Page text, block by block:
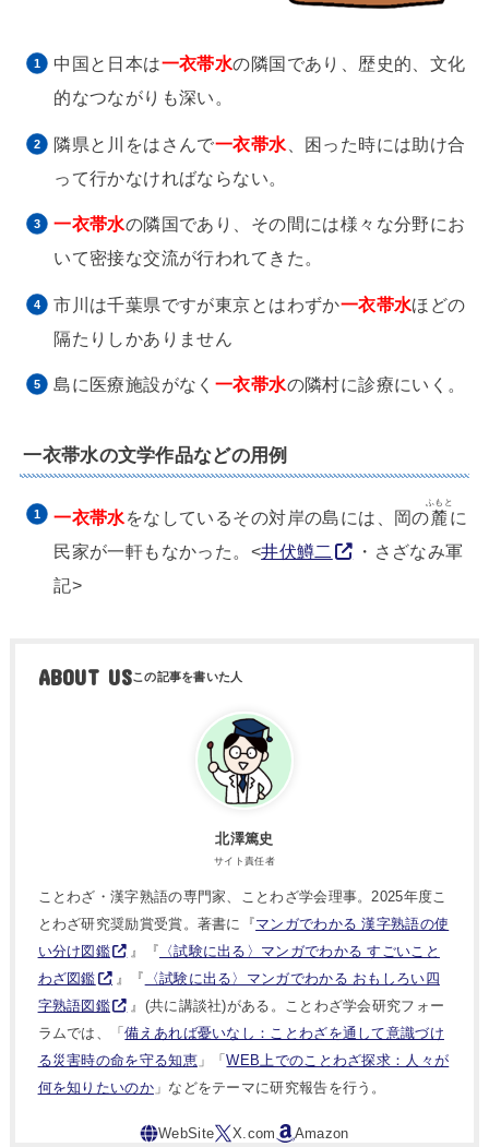
中国と日本は一衣帯水の隣国であり、歴史的、文化
的なつながりも深い。
隣県と川をはさんで一衣帯水 、困った時には助け合
って行かなければならない。
一衣帯水の隣国であり、その間には様々な分野にお
いて密接な交流が行われてきた。
市川は千葉県ですが東京とはわずか一衣帯水ほどの
隔たりしかありません
島に医療施設がなく 一衣帯水の隣村に診療にいく。
一衣帯水の文学作品などの用例
一衣帯水をなしているその対岸の島には、岡の麓
ふもと
に
民家が一軒もなかった。<井伏鱒二
・さざなみ軍
記>
ABOUT US
北澤篤史
サイト責任者
ことわざ・漢字熟語の専門家、ことわざ学会理事。2025年度こ
とわざ研究奨励賞受賞。著書に『マンガでわかる 漢字熟語の使
い分け図鑑
』『 〈試験に出る〉マンガでわかる すごいこと
わざ図鑑
』『
〈試験に出る〉マンガでわかる おもしろい四
字熟語図鑑
』(共に講談社)がある。ことわざ学会研究フォー
ラムでは、「備えあれば憂いなし：ことわざを通して意識づけ
る災害時の命を守る知恵」「WEB上でのことわざ探求：人々が
何を知りたいのか」などをテーマに研究報告を行う。